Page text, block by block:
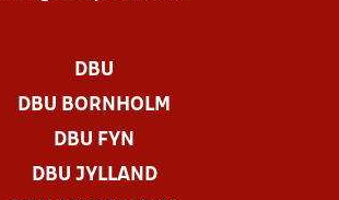
DBU
DBU BORNHOLM
DBU FYN
DBU JYLLAND